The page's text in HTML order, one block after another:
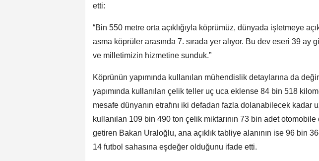
etti:
“Bin 550 metre orta açıklığıyla köprümüz, dünyada işletmeye
asma köprüler arasında 7. sırada yer alıyor. Bu dev eseri 39 ay
ve milletimizin hizmetine sunduk.”
Köprünün yapımında kullanılan mühendislik detaylarına da
yapımında kullanılan çelik teller uç uca eklense 84 bin 518
mesafe dünyanın etrafını iki defadan fazla dolanabilecek kadar
kullanılan 109 bin 490 ton çelik miktarının 73 bin adet
getiren Bakan Uraloğlu, ana açıklık tabliye alanının ise 96 bin
14 futbol sahasına eşdeğer olduğunu ifade etti.